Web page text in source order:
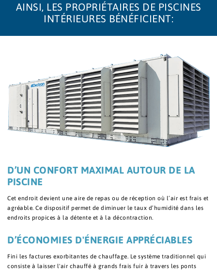
AINSI, LES PROPRIÉTAIRES DE PISCINES
INTÉRIEURES BÉNÉFICIENT:
D’UN CONFORT MAXIMAL AUTOUR DE LA
PISCINE
Cet endroit devient une aire de repas ou de réception où l’air est frais et
agréable. Ce dispositif permet de diminuer le taux d’humidité dans les
endroits propices à la détente et à la décontraction.
D’ÉCONOMIES D'ÉNERGIE APPRÉCIABLES
Fini les factures exorbitantes de chauffage. Le système traditionnel qui
consiste à laisser l'air chauffé à grands frais fuir à travers les ponts